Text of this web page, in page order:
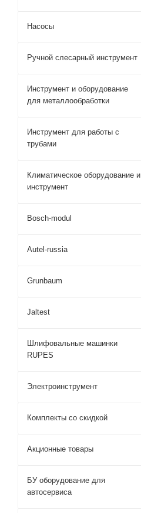
Насосы
Ручной слесарный инструмент
Инструмент и оборудование
для металлообработки
Инструмент для работы с
трубами
Климатическое оборудование и
инструмент
Bosch-modul
Autel-russia
Grunbaum
Jaltest
Шлифовальные машинки
RUPES
Электроинструмент
Комплекты со скидкой
Акционные товары
БУ оборудование для
автосервиса